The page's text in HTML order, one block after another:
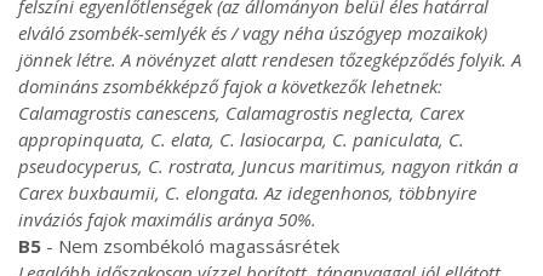
felszíni egyenlőtlenségek (az állományon belül éles határral
elváló zsombék-semlyék és / vagy néha úszógyep mozaikok)
jönnek létre. A növényzet alatt rendesen tőzegképződés folyik. A
domináns zsombékképző fajok a következők lehetnek:
Calamagrostis canescens, Calamagrostis neglecta, Carex
appropinquata, C. elata, C. lasiocarpa, C. paniculata, C.
pseudocyperus, C. rostrata, Juncus maritimus, nagyon ritkán a
Carex buxbaumii, C. elongata. Az idegenhonos, többnyire
inváziós fajok maximális aránya 50%.
B5 - Nem zsombékoló magassásrétek